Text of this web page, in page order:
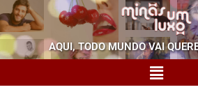
AQUI, TODO MUNDO VAI